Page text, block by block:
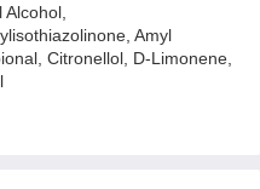
Amyl
Citronellol, D-Limonene,